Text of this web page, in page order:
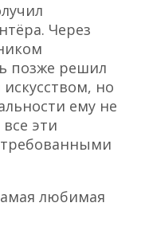
Через
позже решил
но
ему не
эти
любимая